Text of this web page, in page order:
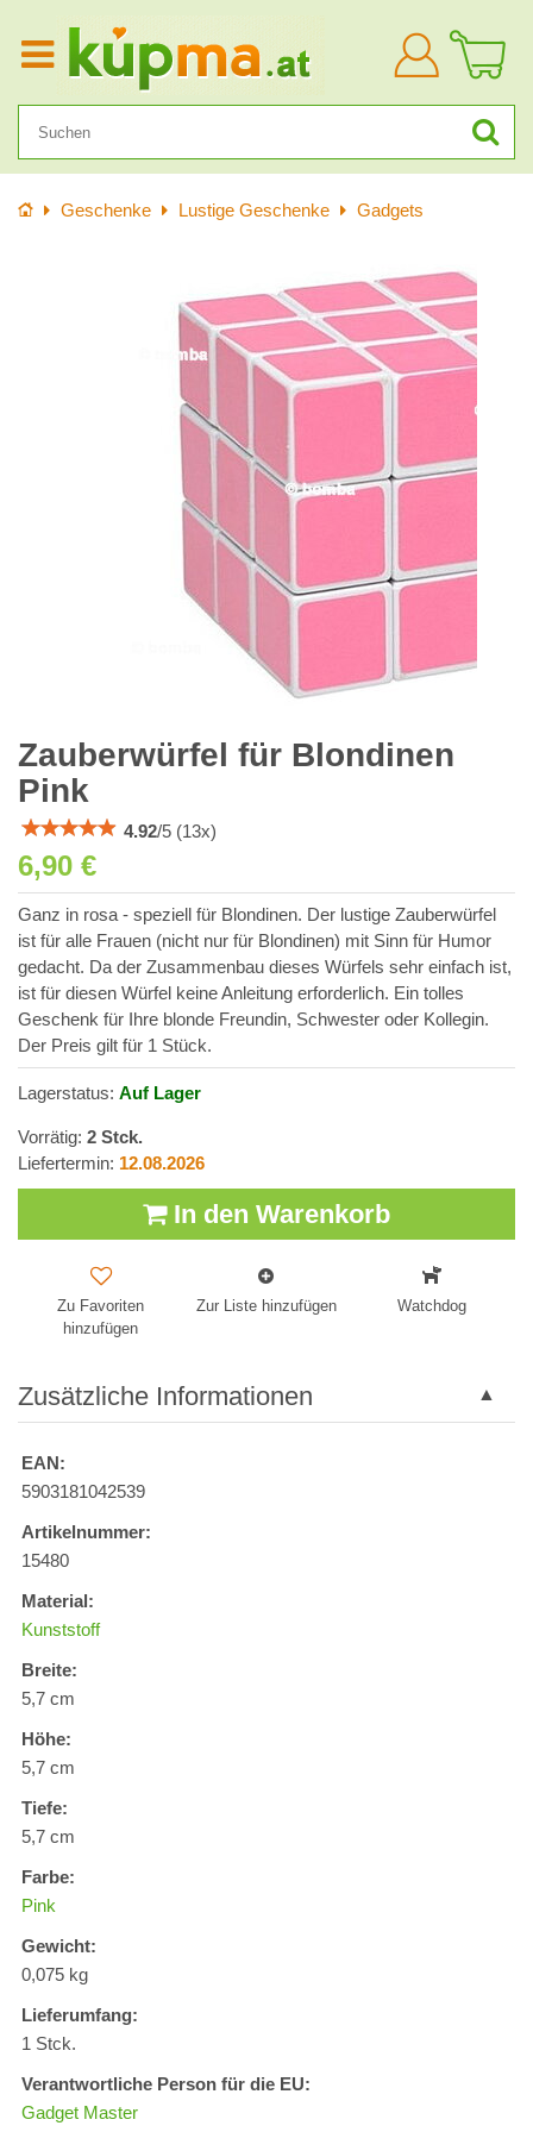
Anmelden
StartseiteGeschenke Lustige Geschenke Gadgets
Zauberwürfel für Blondinen
Pink
4.92/5 (13x)
6,90 €
Ganz in rosa - speziell für Blondinen. Der lustige Zauberwürfel
ist für alle Frauen (nicht nur für Blondinen) mit Sinn für Humor
gedacht. Da der Zusammenbau dieses Würfels sehr einfach ist,
ist für diesen Würfel keine Anleitung erforderlich. Ein tolles
Geschenk für Ihre blonde Freundin, Schwester oder Kollegin.
Der Preis gilt für 1 Stück.
Lagerstatus: Auf Lager
Vorrätig: 2 Stck.
Liefertermin: 12.08.2026
In den Warenkorb
Zu Favoriten
hinzufügen
Zur Liste hinzufügen Watchdog
Zusätzliche Informationen
EAN:
5903181042539
Artikelnummer:
15480
Material:
Kunststoff
Breite:
5,7 cm
Höhe:
5,7 cm
Tiefe:
5,7 cm
Farbe:
Pink
Gewicht:
0,075 kg
Lieferumfang:
1 Stck.
Verantwortliche Person für die EU:
Gadget Master